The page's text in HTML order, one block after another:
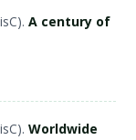
A century of
Worldwide